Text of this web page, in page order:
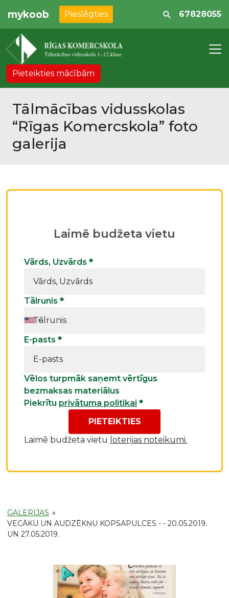
mykoob Pieslēgties 67828055
Pieteikties mācībām
Tālmācības vidusskolas
“Rīgas Komercskola” foto
galerija
GALERIJAS »
VECĀKU UN AUDZĒKŅU KOPSAPULCES - - 20.05.2019.
UN 27.05.2019.
Laimē budžeta vietu
Vārds, Uzvārds *
Tālrunis *
E-pasts *
Vēlos turpmāk saņemt vērtīgus
bezmaksas materiālus
Piekrītu privātuma politikai *
PIETEIKTIES
Laimē budžeta vietu loterijas noteikumi.